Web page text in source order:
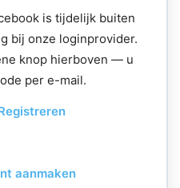
is tijdelijk buiten
bij onze loginprovider.
knop hierboven — u
per e-mail.
aanmaken